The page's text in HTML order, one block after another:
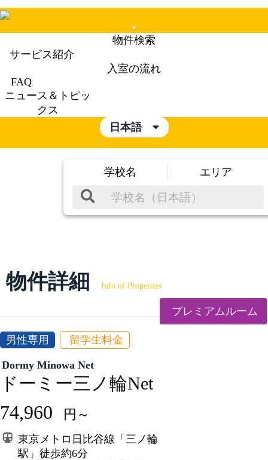
Mobile
Menu
物件検索
サービス紹介
入室の流れ
FAQ
ニュース＆トピッ
クス
日本語
学校名 エリア
物件詳細 Info of Properties
プレミアムルーム
男性専用 留学生料金
Dormy Minowa Net
ドーミー三ノ輪Net
74,960 円～
東京メトロ日比谷線「三ノ輪
駅」徒歩約6分